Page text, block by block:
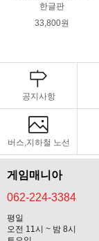
한글판
33,800원
공지사항
버스,지하철 노선
게임매니아
062-224-3384
평일
오전 11시 ~ 밤 8시